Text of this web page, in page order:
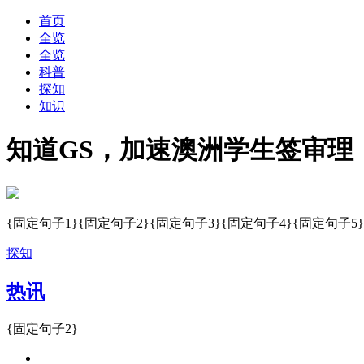
首页
全览
全览
科普
探知
知识
知道GS，加速澳洲学生签审理
{固定句子1}{固定句子2}{固定句子3}{固定句子4}{固定句子
探知
热讯
{固定句子2}